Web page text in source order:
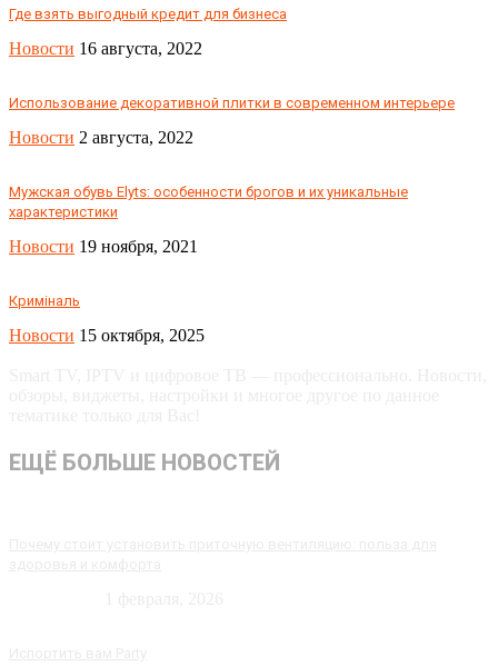
Где взять выгодный кредит для бизнеса
Новости 16 августа, 2022
Использование декоративной плитки в современном интерьере
Новости 2 августа, 2022
Мужская обувь Elyts: особенности брогов и их уникальные
характеристики
Новости 19 ноября, 2021
Криміналь
Новости 15 октября, 2025
ЕЩЁ БОЛЬШЕ НОВОСТЕЙ